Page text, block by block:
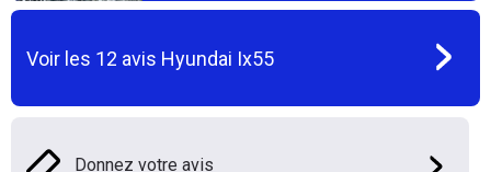
Voir les 12 avis Hyundai Ix55
Donnez votre avis